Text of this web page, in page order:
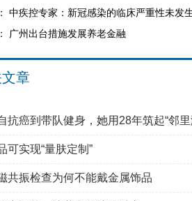
中疾控专家：新冠感染的临床严重性未发
广州出台措施发展养老金融
章
抗癌到带队健身，她用28年筑起“邻里
可实现“量肤定制”
共振检查为何不能戴金属饰品